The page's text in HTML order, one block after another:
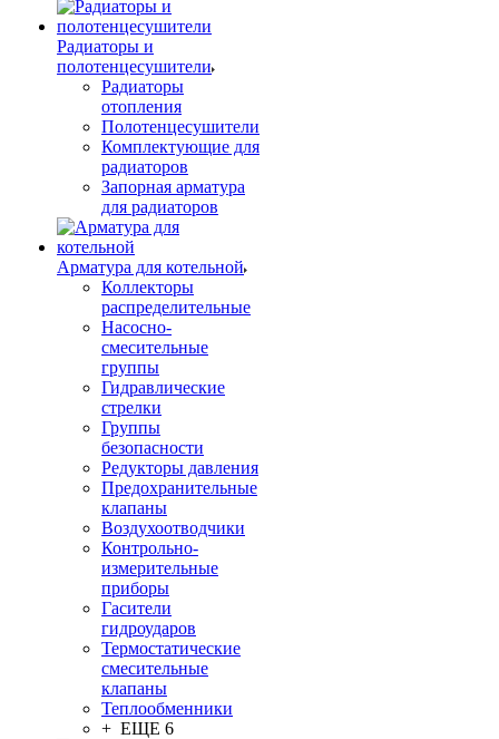
Радиаторы и
полотенцесушители
Радиаторы
отопления
Полотенцесушители
Комплектующие для
радиаторов
Запорная арматура
для радиаторов
Арматура для котельной
Коллекторы
распределительные
Насосно-
смесительные
группы
Гидравлические
стрелки
Группы
безопасности
Редукторы давления
Предохранительные
клапаны
Воздухоотводчики
Контрольно-
измерительные
приборы
Гасители
гидроударов
Термостатические
смесительные
клапаны
Теплообменники
+ ЕЩЕ 6